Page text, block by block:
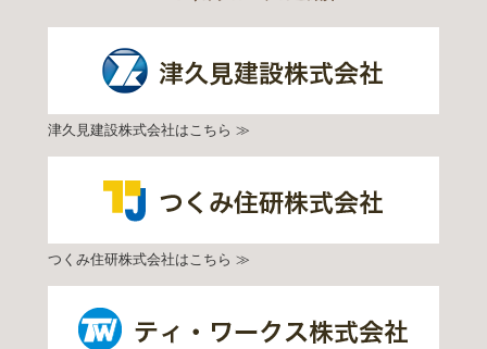
津久見建設株式会社はこちら ≫
つくみ住研株式会社はこちら ≫